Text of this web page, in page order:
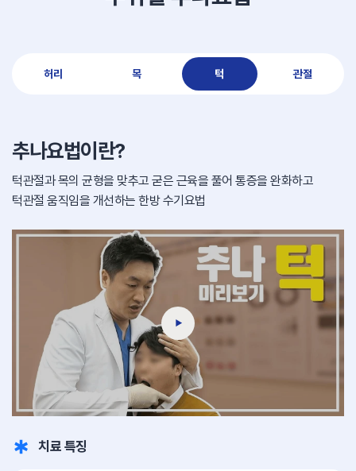
허리 목 턱 관절
추나요법이란?
턱관절과 목의 균형을 맞추고 굳은 근육을 풀어 통증을 완화하고
턱관절 움직임을 개선하는 한방 수기요법
치료 특징